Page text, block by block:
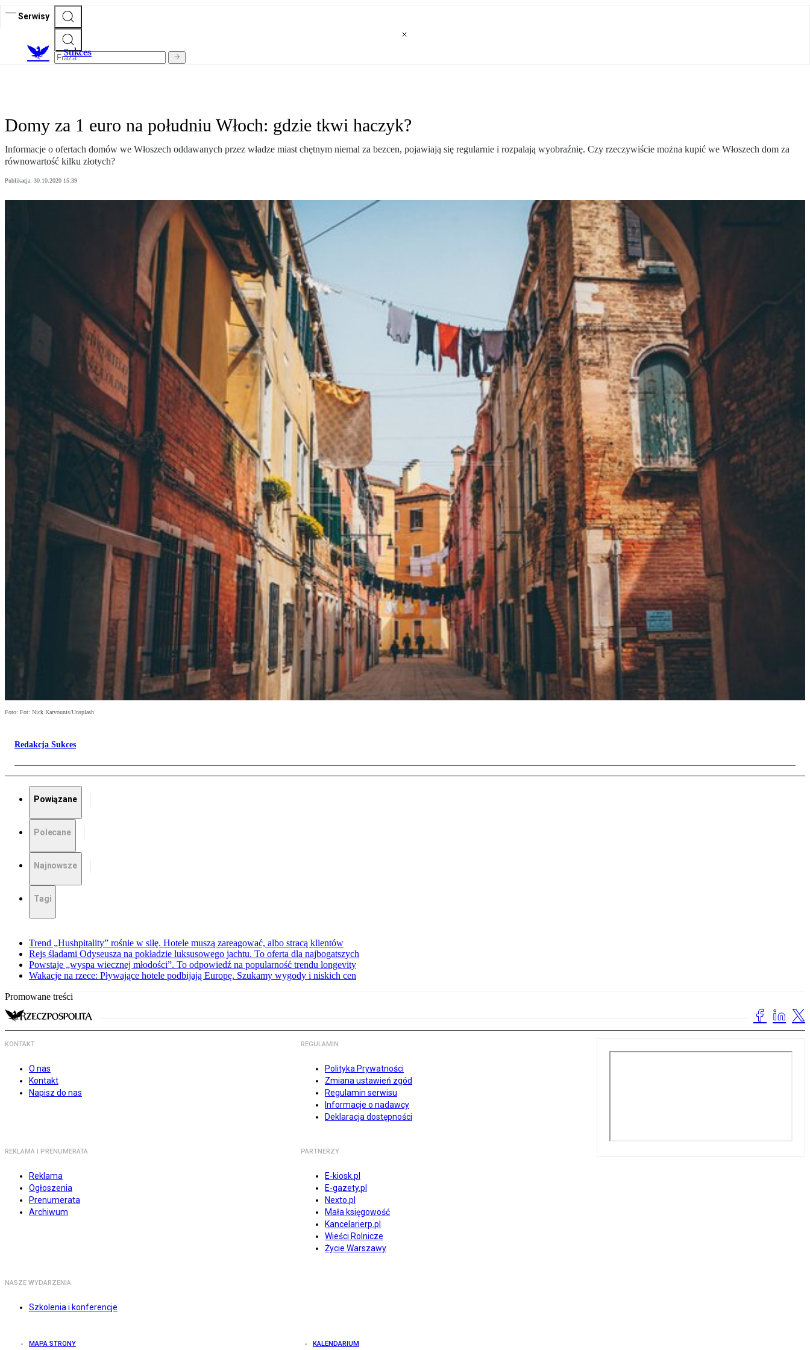
Serwisy
Sukces
Domy za 1 euro na południu Włoch: gdzie tkwi haczyk?
Informacje o ofertach domów we Włoszech oddawanych przez władze miast chętnym niemal za bezcen, pojawiają się regularnie i rozpalają wyobraźnię. Czy rzeczywiście można kupić we Włoszech dom za
równowartość kilku złotych?
Publikacja: 30.10.2020 15:39
Foto: Fot: Nick Karvounis/Unsplash
Redakcja Sukces
Powiązane
Polecane
Najnowsze
Tagi
Trend „Hushpitality” rośnie w siłę. Hotele muszą zareagować, albo stracą klientów
Rejs śladami Odyseusza na pokładzie luksusowego jachtu. To oferta dla najbogatszych
Powstaje „wyspa wiecznej młodości”. To odpowiedź na popularność trendu longevity
Wakacje na rzece: Pływające hotele podbijają Europę. Szukamy wygody i niskich cen
Promowane treści
KONTAKT
O nas
Kontakt
Napisz do nas
REGULAMIN
Polityka Prywatności
Zmiana ustawień zgód
Regulamin serwisu
Informacje o nadawcy
Deklaracja dostępności
REKLAMA I PRENUMERATA
Reklama
Ogłoszenia
Prenumerata
Archiwum
PARTNERZY
E-kiosk.pl
E-gazety.pl
Nexto.pl
Mała księgowość
Kancelarierp.pl
Wieści Rolnicze
Życie Warszawy
NASZE WYDARZENIA
Szkolenia i konferencje
MAPA STRONY KALENDARIUM